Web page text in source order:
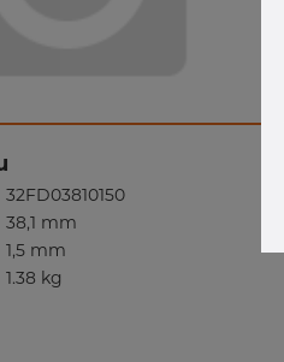
32FD03810150
38,1 mm
1,5 mm
1.38 kg